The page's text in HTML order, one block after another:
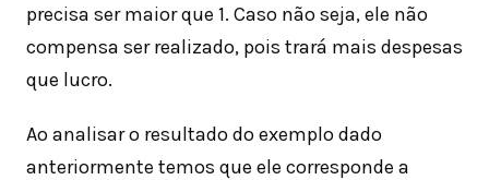
precisa ser maior que 1. Caso não seja, ele não
compensa ser realizado, pois trará mais despesas
que lucro.
Ao analisar o resultado do exemplo dado
anteriormente temos que ele corresponde a